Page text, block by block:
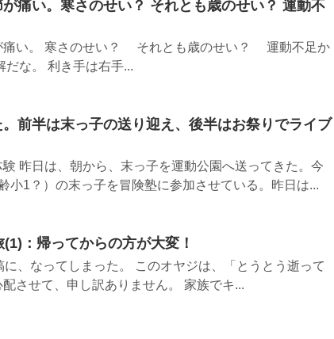
痛い。寒さのせい？ それとも歳のせい？ 運動不
痛い。 寒さのせい？ それとも歳のせい？ 運動不足か
だな。 利き手は右手...
前半は末っ子の送り迎え、後半はお祭りでライブ
昨日は、朝から、末っ子を運動公園へ送ってきた。今
小1？）の末っ子を冒険塾に参加させている。昨日は...
：帰ってからの方が大変！
、なってしまった。 このオヤジは、「とうとう逝って
させて、申し訳ありません。 家族でキ...